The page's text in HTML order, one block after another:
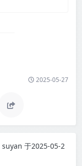
2025-05-27
suyan 于2025-05-2